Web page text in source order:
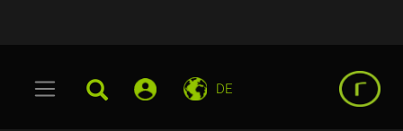
DE